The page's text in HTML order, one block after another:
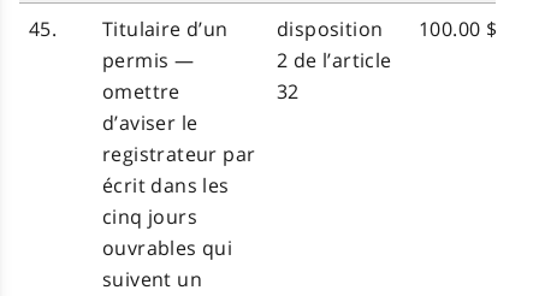
45.
Titulaire d’un
permis —
omettre
d’aviser le
registrateur par
écrit dans les
cinq jours
ouvrables qui
suivent un
disposition
2 de l’article
32
100.00 $